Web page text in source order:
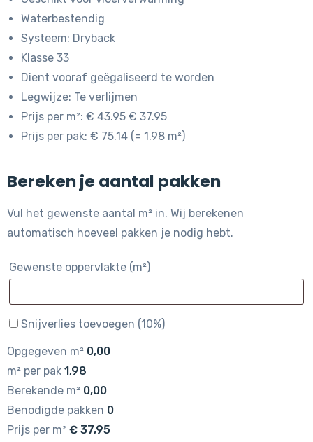
Waterbestendig
Systeem: Dryback
Klasse 33
Dient vooraf geëgaliseerd te worden
Legwijze: Te verlijmen
Prijs per m²: € 43.95 € 37.95
Prijs per pak: € 75.14 (= 1.98 m²)
Bereken je aantal pakken
Vul het gewenste aantal m² in. Wij berekenen
automatisch hoeveel pakken je nodig hebt.
Gewenste oppervlakte (m²)
Snijverlies toevoegen (10%)
Opgegeven m² 0,00
m² per pak 1,98
Berekende m² 0,00
Benodigde pakken 0
Prijs per m² € 37,95